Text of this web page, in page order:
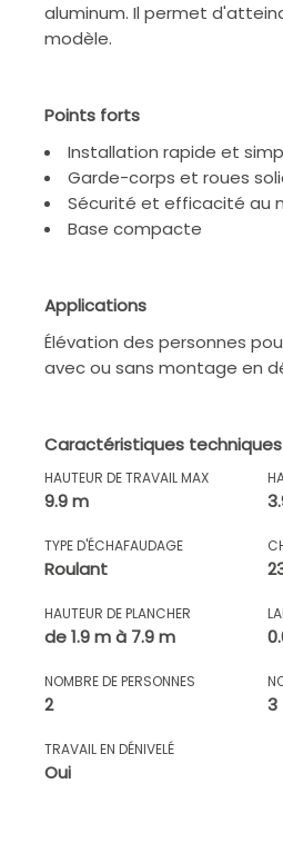
aluminum. Il permet
modèle.
Points forts
Installation rapide et
Garde-corps et roues
Sécurité et efficacité au
Base compacte
Applications
Élévation des personnes
avec ou sans montage en
Caractéristiques techniques
HAUTEUR DE TRAVAIL MAX
9.9 m
TYPE D'ÉCHAFAUDAGE
Roulant
HAUTEUR DE PLANCHER
de 1.9 m à 7.9 m
NOMBRE DE PERSONNES
2 3
TRAVAIL EN DÉNIVELÉ
Oui